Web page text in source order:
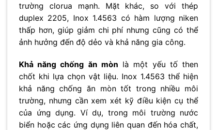
trường clorua mạnh. Mặt khác, so với thép
duplex 2205, Inox 1.4563 có hàm lượng niken
thấp hơn, giúp giảm chi phí nhưng cũng có thể
ảnh hưởng đến độ dẻo và khả năng gia công.
Khả năng chống ăn mòn là một yếu tố then
chốt khi lựa chọn vật liệu. Inox 1.4563 thể hiện
khả năng chống ăn mòn tốt trong nhiều môi
trường, nhưng cần xem xét kỹ điều kiện cụ thể
của ứng dụng. Ví dụ, trong môi trường nước
biển hoặc các ứng dụng liên quan đến hóa chất,